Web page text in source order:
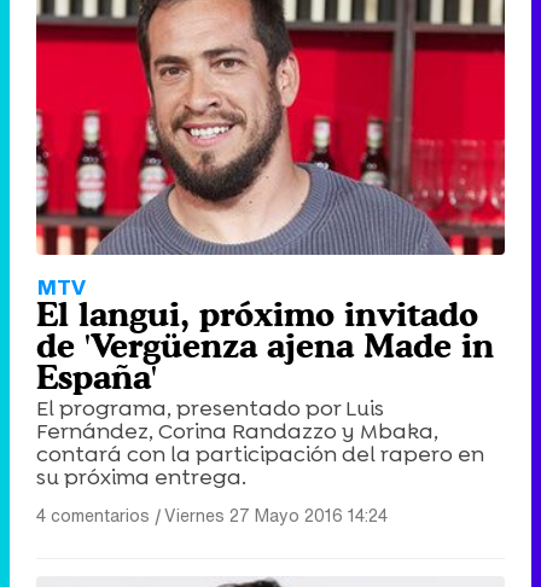
MTV
El langui, próximo invitado
de 'Vergüenza ajena Made in
España'
El programa, presentado por Luis
Fernández, Corina Randazzo y Mbaka,
contará con la participación del rapero en
su próxima entrega.
4 comentarios |Viernes 27 Mayo 2016 14:24